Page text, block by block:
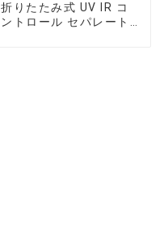
折りたたみ式 UV IR コ
ントロール セパレート